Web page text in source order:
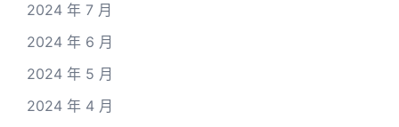
2024 年 7 月
2024 年 6 月
2024 年 5 月
2024 年 4 月